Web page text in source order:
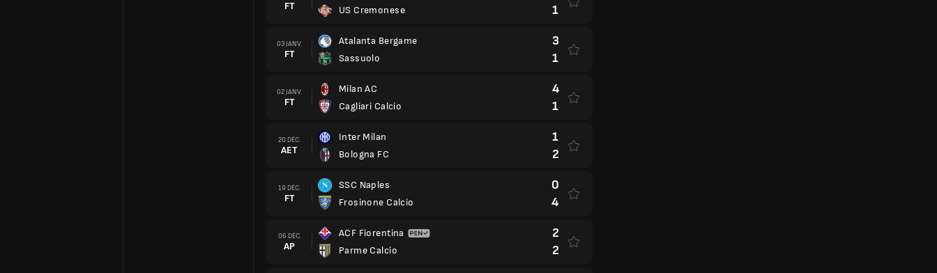
FT
US Cremonese
1
03 JANV.
FT
Atalanta Bergame
Sassuolo
3
1
02 JANV.
FT
Milan AC
Cagliari Calcio
4
1
20 DÉC.
AET
Inter Milan
Bologna FC
1
2
19 DÉC.
FT
SSC Naples
Frosinone Calcio
0
4
06 DÉC.
AP
ACF Fiorentina
Parme Calcio
2
2